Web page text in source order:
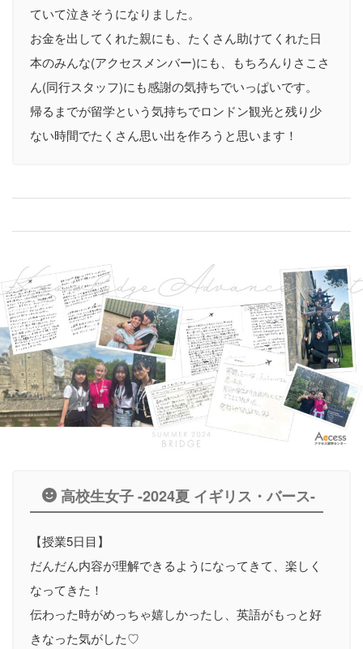
ていて泣きそうになりました。
お金を出してくれた親にも、たくさん助けてくれた日
本のみんな(アクセスメンバー)にも、もちろんりさこさ
ん(同行スタッフ)にも感謝の気持ちでいっぱいです。
帰るまでが留学という気持ちでロンドン観光と残り少
ない時間でたくさん思い出を作ろうと思います！
高校生女子 -2024夏 イギリス・バース-
【授業5日目】
だんだん内容が理解できるようになってきて、楽しく
なってきた！
伝わった時がめっちゃ嬉しかったし、英語がもっと好
きなった気がした♡